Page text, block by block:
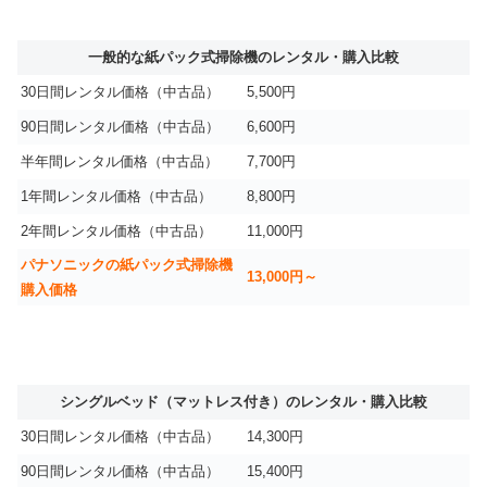
一般的な紙パック式掃除機のレンタル・購入比較
30日間レンタル価格（中古品） 5,500円
90日間レンタル価格（中古品） 6,600円
半年間レンタル価格（中古品） 7,700円
1年間レンタル価格（中古品） 8,800円
2年間レンタル価格（中古品） 11,000円
パナソニックの紙パック式掃除機
購入価格
13,000円～
シングルベッド（マットレス付き）のレンタル・購入比較
30日間レンタル価格（中古品） 14,300円
90日間レンタル価格（中古品） 15,400円